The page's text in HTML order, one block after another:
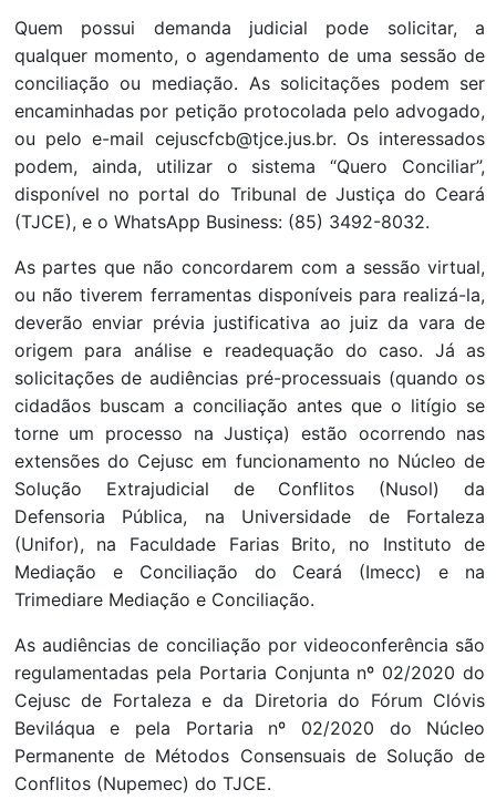
Quem possui demanda judicial pode solicitar, a
qualquer momento, o agendamento de uma sessão de
conciliação ou mediação. As solicitações podem ser
encaminhadas por petição protocolada pelo advogado,
ou pelo e-mail cejuscfcb@tjce.jus.br. Os interessados
podem, ainda, utilizar o sistema “Quero Conciliar”,
disponível no portal do Tribunal de Justiça do Ceará
(TJCE), e o WhatsApp Business: (85) 3492-8032.
As partes que não concordarem com a sessão virtual,
ou não tiverem ferramentas disponíveis para realizá-la,
deverão enviar prévia justificativa ao juiz da vara de
origem para análise e readequação do caso. Já as
solicitações de audiências pré-processuais (quando os
cidadãos buscam a conciliação antes que o litígio se
torne um processo na Justiça) estão ocorrendo nas
extensões do Cejusc em funcionamento no Núcleo de
Solução Extrajudicial de Conflitos (Nusol) da
Defensoria Pública, na Universidade de Fortaleza
(Unifor), na Faculdade Farias Brito, no Instituto de
Mediação e Conciliação do Ceará (Imecc) e na
Trimediare Mediação e Conciliação.
As audiências de conciliação por videoconferência são
regulamentadas pela Portaria Conjunta nº 02/2020 do
Cejusc de Fortaleza e da Diretoria do Fórum Clóvis
Beviláqua e pela Portaria nº 02/2020 do Núcleo
Permanente de Métodos Consensuais de Solução de
Conflitos (Nupemec) do TJCE.